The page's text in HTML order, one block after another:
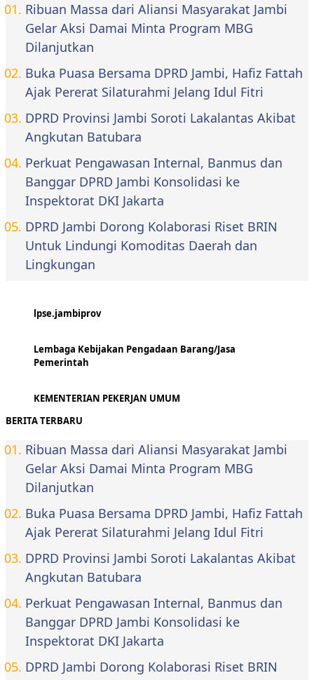
Ribuan Massa dari Aliansi Masyarakat Jambi
Gelar Aksi Damai Minta Program MBG
Dilanjutkan
Buka Puasa Bersama DPRD Jambi, Hafiz Fattah
Ajak Pererat Silaturahmi Jelang Idul Fitri
DPRD Provinsi Jambi Soroti Lakalantas Akibat
Angkutan Batubara
Perkuat Pengawasan Internal, Banmus dan
Banggar DPRD Jambi Konsolidasi ke
Inspektorat DKI Jakarta
DPRD Jambi Dorong Kolaborasi Riset BRIN
Untuk Lindungi Komoditas Daerah dan
Lingkungan
lpse.jambiprov
Lembaga Kebijakan Pengadaan Barang/Jasa
Pemerintah
KEMENTERIAN PEKERJAN UMUM
BERITA TERBARU
Ribuan Massa dari Aliansi Masyarakat Jambi
Gelar Aksi Damai Minta Program MBG
Dilanjutkan
Buka Puasa Bersama DPRD Jambi, Hafiz Fattah
Ajak Pererat Silaturahmi Jelang Idul Fitri
DPRD Provinsi Jambi Soroti Lakalantas Akibat
Angkutan Batubara
Perkuat Pengawasan Internal, Banmus dan
Banggar DPRD Jambi Konsolidasi ke
Inspektorat DKI Jakarta
DPRD Jambi Dorong Kolaborasi Riset BRIN